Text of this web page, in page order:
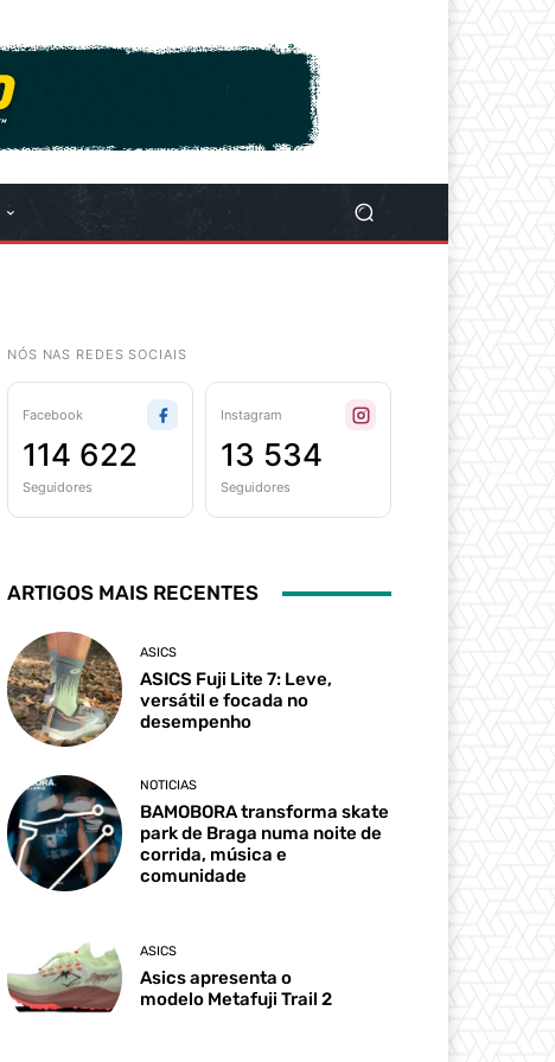
NÓS NAS REDES SOCIAIS
Facebook
114 622
Seguidores
Instagram
13 534
Seguidores
ARTIGOS MAIS RECENTES
ASICS
ASICS Fuji Lite 7: Leve,
versátil e focada no
desempenho
NOTICIAS
BAMOBORA transforma skate
park de Braga numa noite de
corrida, música e
comunidade
ASICS
Asics apresenta o
modelo Metafuji Trail 2